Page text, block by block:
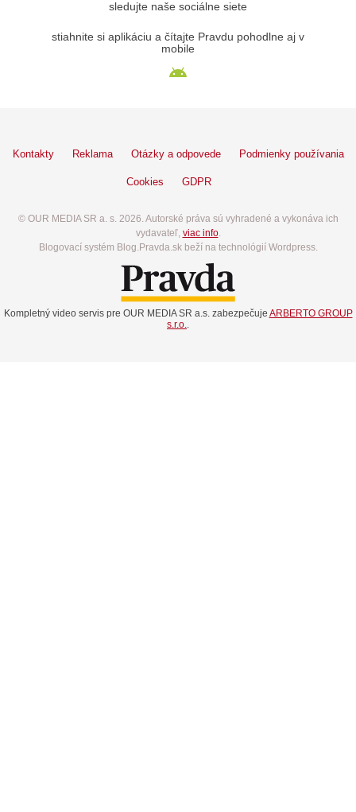
sledujte naše sociálne siete
stiahnite si aplikáciu a čítajte Pravdu pohodlne aj v
mobile
Kontakty Reklama Otázky a odpovede Podmienky používania
Cookies GDPR
© OUR MEDIA SR a. s. 2026. Autorské práva sú vyhradené a vykonáva ich
vydavateľ, viac info.
Blogovací systém Blog.Pravda.sk beží na technológií Wordpress.
Kompletný video servis pre OUR MEDIA SR a.s. zabezpečuje ARBERTO GROUP
s.r.o..